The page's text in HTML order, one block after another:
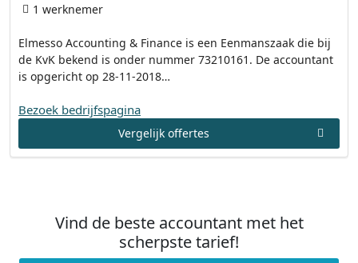
Elmesso Accounting & Finance is een Eenmanszaak die bij
de KvK bekend is onder nummer 73210161. De accountant
is opgericht op 28-11-2018…
1 werknemer
Bezoek bedrijfspagina
Vergelijk offertes
Vind de beste accountant met het
scherpste tarief!